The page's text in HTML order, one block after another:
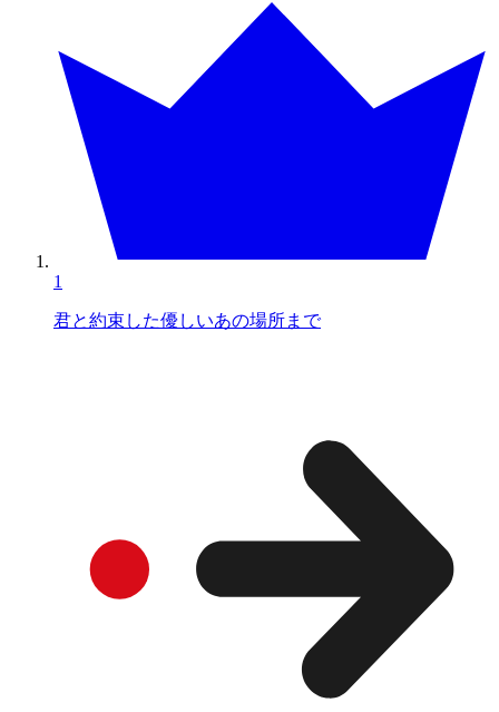
1
君と約束した優しいあの場所まで